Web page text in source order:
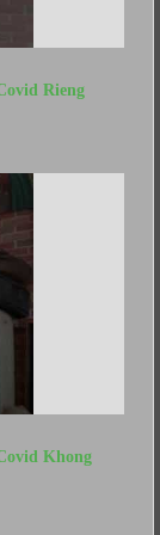
Rieng
Khong